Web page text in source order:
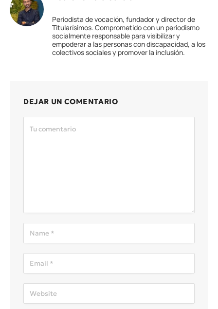
Periodista de vocación, fundador y director de
Titularísimos. Comprometido con un periodismo
socialmente responsable para visibilizar y
empoderar a las personas con discapacidad, a los
colectivos sociales y promover la inclusión.
DEJAR UN COMENTARIO